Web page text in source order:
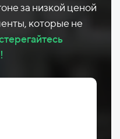
за низкой ценой
которые не